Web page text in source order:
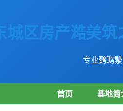
东城区房产澔美
专业鹦鹉
首页 基地简